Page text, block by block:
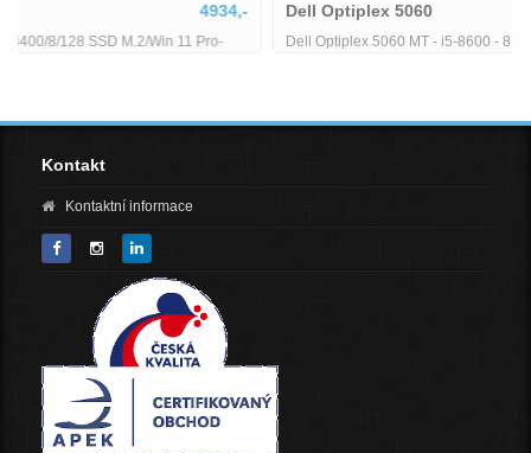
Dell Optiplex 5060 MT - i5-8600 - 8 GB - 256 GB SSD
Kontakt
Kontaktní informace